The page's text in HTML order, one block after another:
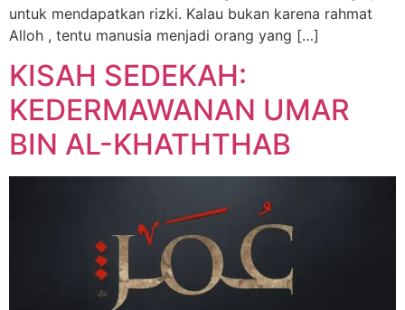
untuk mendapatkan rizki. Kalau bukan karena rahmat
Alloh , tentu manusia menjadi orang yang […]
KISAH SEDEKAH:
KEDERMAWANAN UMAR
BIN AL-KHATHTHAB